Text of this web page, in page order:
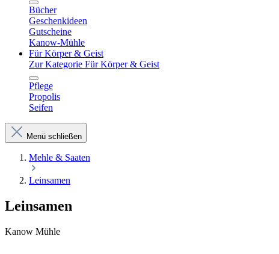
Bücher
Geschenkideen
Gutscheine
Kanow-Mühle
Für Körper & Geist
Zur Kategorie Für Körper & Geist
Pflege
Propolis
Seifen
Menü schließen
Mehle & Saaten
Leinsamen
Leinsamen
Kanow Mühle